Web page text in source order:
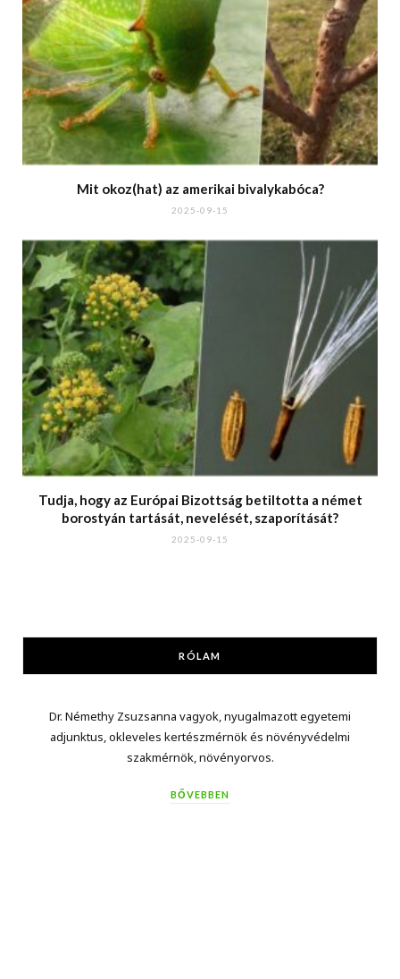
Mit okoz(hat) az amerikai bivalykabóca?
2025-09-15
Tudja, hogy az Európai Bizottság betiltotta a német
borostyán tartását, nevelését, szaporítását?
2025-09-15
RÓLAM
Dr. Némethy Zsuzsanna vagyok, nyugalmazott egyetemi
adjunktus, okleveles kertészmérnök és növényvédelmi
szakmérnök, növényorvos.
BŐVEBBEN